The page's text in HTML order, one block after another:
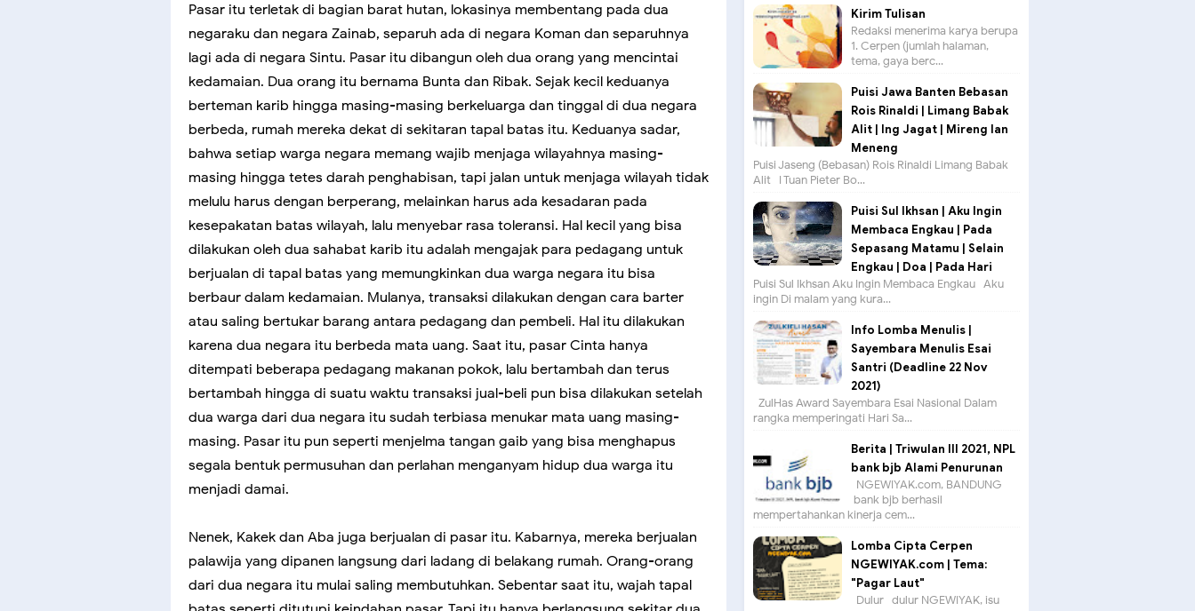
Pasar itu terletak di bagian barat hutan, lokasinya membentang pada dua
negaraku dan negara Zainab, separuh ada di negara Koman dan separuhnya
lagi ada di negara Sintu. Pasar itu dibangun oleh dua orang yang mencintai
kedamaian. Dua orang itu bernama Bunta dan Ribak. Sejak kecil keduanya
berteman karib hingga masing-masing berkeluarga dan tinggal di dua negara
berbeda, rumah mereka dekat di sekitaran tapal batas itu. Keduanya sadar,
bahwa setiap warga negara memang wajib menjaga wilayahnya masing-
masing hingga tetes darah penghabisan, tapi jalan untuk menjaga wilayah tidak
melulu harus dengan berperang, melainkan harus ada kesadaran pada
kesepakatan batas wilayah, lalu menyebar rasa toleransi. Hal kecil yang bisa
dilakukan oleh dua sahabat karib itu adalah mengajak para pedagang untuk
berjualan di tapal batas yang memungkinkan dua warga negara itu bisa
berbaur dalam kedamaian. Mulanya, transaksi dilakukan dengan cara barter
atau saling bertukar barang antara pedagang dan pembeli. Hal itu dilakukan
karena dua negara itu berbeda mata uang. Saat itu, pasar Cinta hanya
ditempati beberapa pedagang makanan pokok, lalu bertambah dan terus
bertambah hingga di suatu waktu transaksi jual-beli pun bisa dilakukan setelah
dua warga dari dua negara itu sudah terbiasa menukar mata uang masing-
masing. Pasar itu pun seperti menjelma tangan gaib yang bisa menghapus
segala bentuk permusuhan dan perlahan menganyam hidup dua warga itu
menjadi damai.
Nenek, Kakek dan Aba juga berjualan di pasar itu. Kabarnya, mereka berjualan
palawija yang dipanen langsung dari ladang di belakang rumah. Orang-orang
dari dua negara itu mulai saling membutuhkan. Sebentar saat itu, wajah tapal
Kirim Tulisan
Redaksi menerima karya berupa
1. Cerpen (jumlah halaman,
tema, gaya berc...
Puisi Jawa Banten Bebasan
Rois Rinaldi | Limang Babak
Alit | Ing Jagat | Mireng lan
Meneng
Puisi Jaseng (Bebasan) Rois Rinaldi Limang Babak
Alit I Tuan Pieter Bo...
Puisi Sul Ikhsan | Aku Ingin
Membaca Engkau | Pada
Sepasang Matamu | Selain
Engkau | Doa | Pada Hari
Puisi Sul Ikhsan Aku Ingin Membaca Engkau Aku
ingin Di malam yang kura...
Info Lomba Menulis |
Sayembara Menulis Esai
Santri (Deadline 22 Nov
2021)
ZulHas Award Sayembara Esai Nasional Dalam
rangka memperingati Hari Sa...
Berita | Triwulan III 2021, NPL
bank bjb Alami Penurunan
NGEWIYAK.com, BANDUNG —
bank bjb berhasil
mempertahankan kinerja cem...
Lomba Cipta Cerpen
NGEWIYAK.com | Tema:
"Pagar Laut"
Dulur- dulur NGEWIYAK, isu